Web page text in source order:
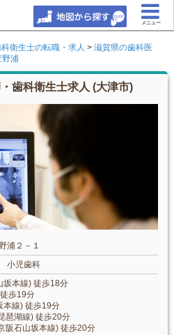
メニュー
衛生士の転職・求人 > 滋賀県の歯科医
野浦
歯科衛生士求人 (大津市)
浦２－１
小児歯科
坂本線) 徒歩18分
歩19分
本線) 徒歩19分
琶湖線) 徒歩20分
阪石山坂本線) 徒歩20分